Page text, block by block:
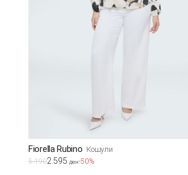
Fiorella Rubino Кошули
5.1902.595 ден-50%